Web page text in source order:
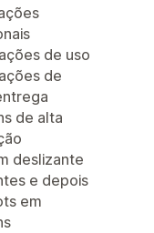
de uso
de
de alta
deslizante
e depois
em